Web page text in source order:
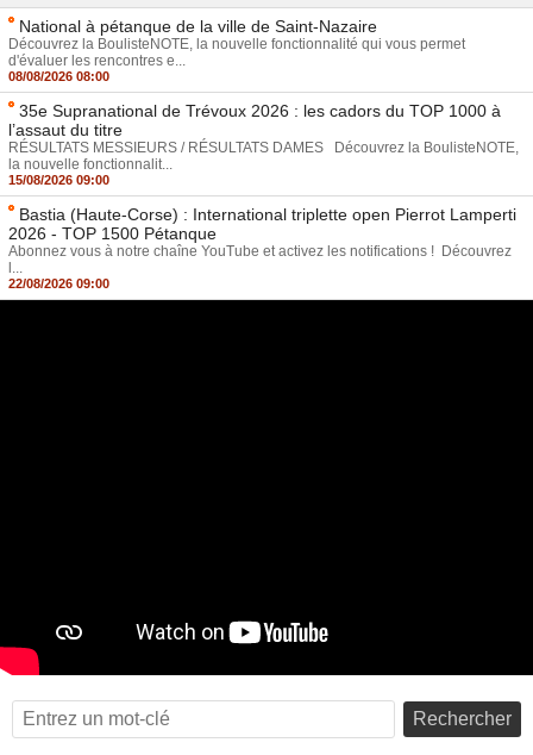
National à pétanque de la ville de Saint-Nazaire
Découvrez la BoulisteNOTE, la nouvelle fonctionnalité qui vous permet
d'évaluer les rencontres e...
08/08/2026 08:00
35e Supranational de Trévoux 2026 : les cadors du TOP 1000 à
l’assaut du titre
RÉSULTATS MESSIEURS / RÉSULTATS DAMES Découvrez la BoulisteNOTE,
la nouvelle fonctionnalit...
15/08/2026 09:00
Bastia (Haute-Corse) : International triplette open Pierrot Lamperti
2026 - TOP 1500 Pétanque
Abonnez vous à notre chaîne YouTube et activez les notifications ! Découvrez
l...
22/08/2026 09:00
Rechercher